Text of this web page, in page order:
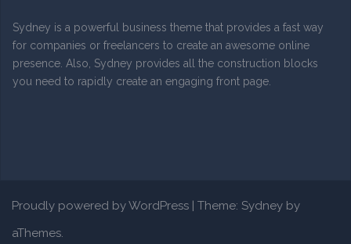
Sydney is a powerful business theme that provides a fast way
for companies or freelancers to create an awesome online
presence. Also, Sydney provides all the construction blocks
you need to rapidly create an engaging front page.
Proudly powered by WordPress | Theme: Sydney by
aThemes.